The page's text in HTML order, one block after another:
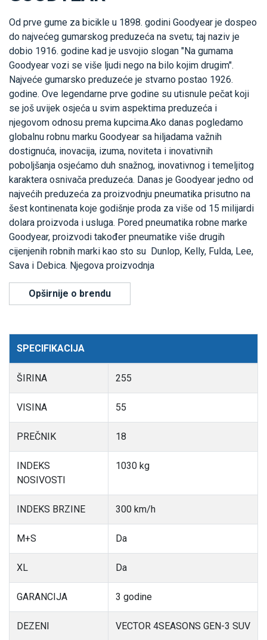
Od prve gume za bicikle u 1898. godini Goodyear je dospeo
do najvećeg gumarskog preduzeća na svetu; taj naziv je
dobio 1916. godine kad je usvojio slogan "Na gumama
Goodyear vozi se više ljudi nego na bilo kojim drugim".
Najveće gumarsko preduzeće je stvarno postao 1926.
godine. Ove legendarne prve godine su utisnule pečat koji
se još uvijek osjeća u svim aspektima preduzeća i
njegovom odnosu prema kupcima.Ako danas pogledamo
globalnu robnu marku Goodyear sa hiljadama važnih
dostignuća, inovacija, izuma, noviteta i inovativnih
poboljšanja osjećamo duh snažnog, inovativnog i temeljitog
karaktera osnivača preduzeća. Danas je Goodyear jedno od
najvećih preduzeća za proizvodnju pneumatika prisutno na
šest kontinenata koje godišnje proda za više od 15 milijardi
dolara proizvoda i usluga. Pored pneumatika robne marke
Goodyear, proizvodi također pneumatike više drugih
cijenjenih robnih marki kao sto su Dunlop, Kelly, Fulda, Lee,
Sava i Debica. Njegova proizvodnja
Opširnije o brendu
SPECIFIKACIJA
ŠIRINA 255
VISINA 55
PREČNIK 18
INDEKS
NOSIVOSTI
1030 kg
INDEKS BRZINE 300 km/h
M+S Da
XL Da
GARANCIJA 3 godine
DEZENI VECTOR 4SEASONS GEN-3 SUV